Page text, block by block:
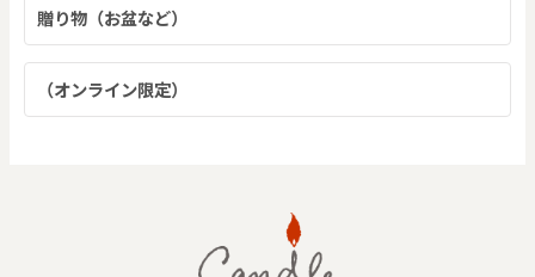
贈り物（お盆など）
（オンライン限定）